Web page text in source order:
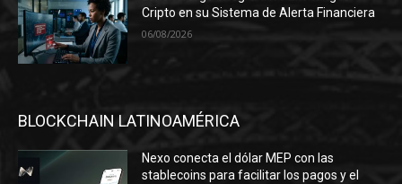
Cripto en su Sistema de Alerta Financiera
06/08/2026
BLOCKCHAIN LATINOAMÉRICA
Nexo conecta el dólar MEP con las
stablecoins para facilitar los pagos y el